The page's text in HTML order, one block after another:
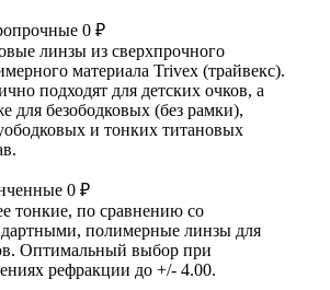
0 ₽
линзы из сверхпрочного
материала Trivex (трайвекс).
подходят для детских очков, а
для безободковых (без рамки),
и тонких титановых
0 ₽
тонкие, по сравнению со
полимерные линзы для
Оптимальный выбор при
рефракции до +/- 4.00.